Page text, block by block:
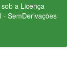
a Licença
SemDerivações